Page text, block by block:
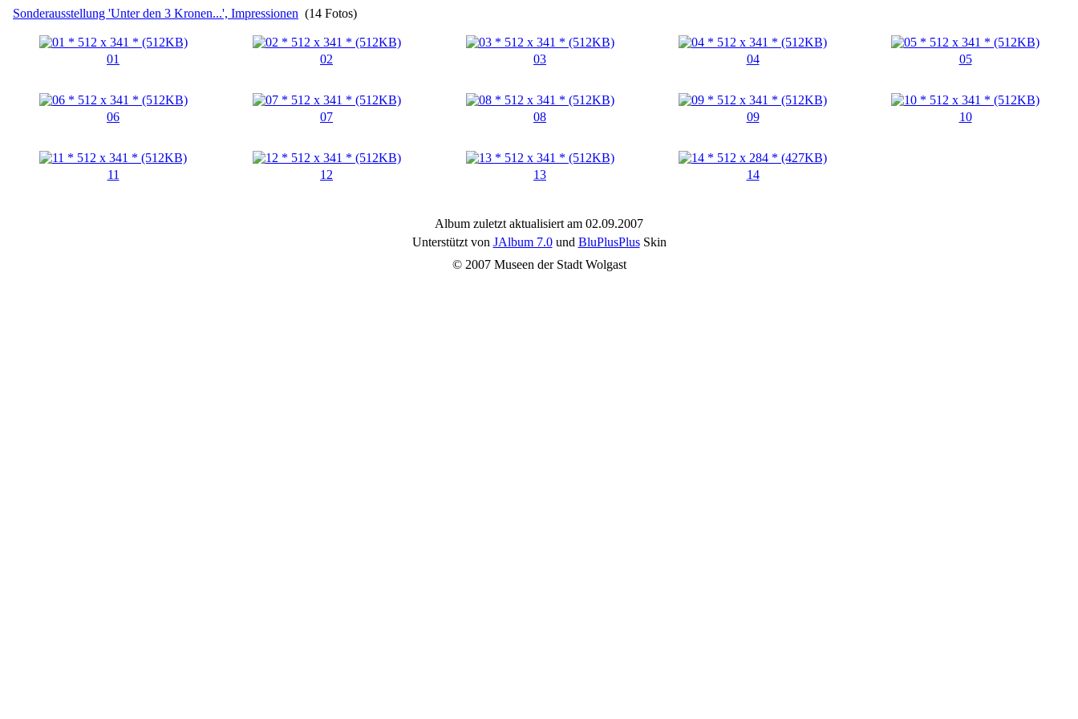
Sonderausstellung 'Unter den 3 Kronen...', Impressionen (14 Fotos)
01 02 03 04 05
06 07 08 09 10
11 12 13 14
Album zuletzt aktualisiert am 02.09.2007
Unterstützt von JAlbum 7.0und BluPlusPlusSkin
© 2007 Museen der Stadt Wolgast